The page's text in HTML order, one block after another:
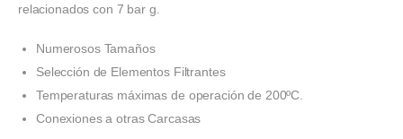
relacionados con 7 bar g.
Numerosos Tamaños
Selección de Elementos Filtrantes
Temperaturas máximas de operación de 200ºC.
Conexiones a otras Carcasas